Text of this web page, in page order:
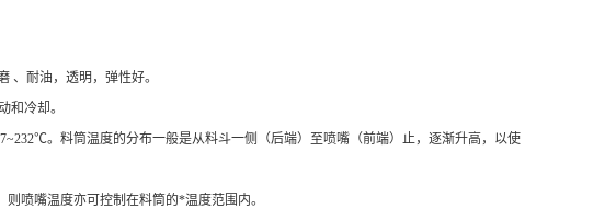
、耐油，透明， 弹性好。
和冷却。
。料筒温度的分布一般是从料斗一侧（后端）至喷嘴（前端）止，逐渐升高，以使
喷嘴温度亦可控制在料筒的*温度范围内。